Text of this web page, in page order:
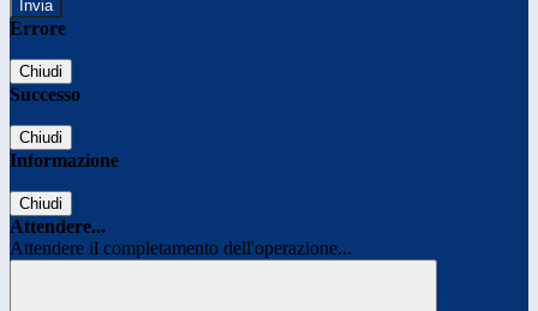
Errore
Chiudi
Successo
Chiudi
Informazione
Chiudi
Attendere...
Attendere il completamento dell'operazione...